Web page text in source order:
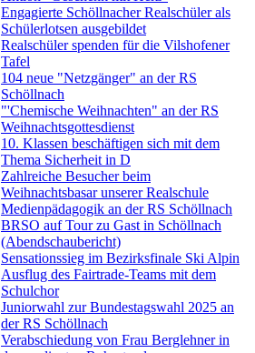
Engagierte Schöllnacher Realschüler als
Schülerlotsen ausgebildet
Realschüler spenden für die Vilshofener
Tafel
104 neue "Netzgänger" an der RS
Schöllnach
"'Chemische Weihnachten" an der RS
Weihnachtsgottesdienst
10. Klassen beschäftigen sich mit dem
Thema Sicherheit in D
Zahlreiche Besucher beim
Weihnachtsbasar unserer Realschule
Medienpädagogik an der RS Schöllnach
BRSO auf Tour zu Gast in Schöllnach
(Abendschaubericht)
Sensationssieg im Bezirksfinale Ski Alpin
Ausflug des Fairtrade-Teams mit dem
Schulchor
Juniorwahl zur Bundestagswahl 2025 an
der RS Schöllnach
Verabschiedung von Frau Berglehner in